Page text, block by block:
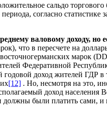
сальдо
согласно
валовому доходу, но
что в пересчете на
марок
Федеративной
годовой доход жителей ГДР
[12] . Но, несмотря на это,
доход населения
были платить сами,